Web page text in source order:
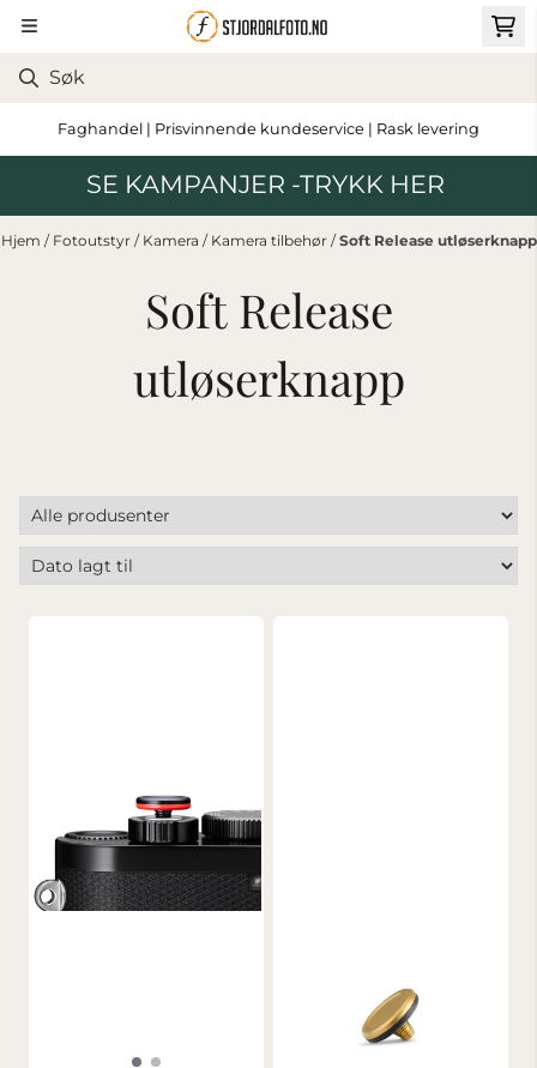
Hopp til innhold
Faghandel | Prisvinnende kundeservice | Rask levering
SE KAMPANJER -TRYKK HER
Hjem / Fotoutstyr / Kamera / Kamera tilbehør /Soft Release utløserknapp
Soft Release
utløserknapp